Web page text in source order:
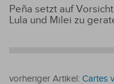
Peña setzt auf
Lula und Milei zu
vorheriger Artikel: Cartes